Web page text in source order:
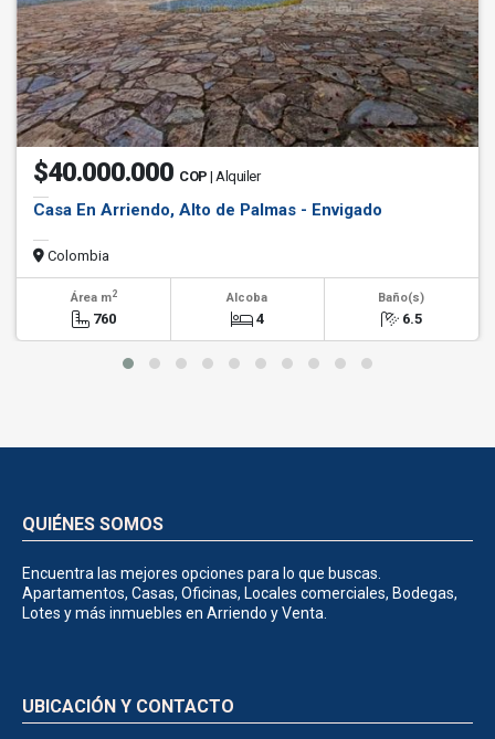
$40.000.000 COP | Alquiler
Casa En Arriendo, Alto de Palmas - Envigado
Colombia
Área m2
760
Alcoba
4
Baño(s)
6.5
QUIÉNES SOMOS
Encuentra las mejores opciones para lo que buscas.
Apartamentos, Casas, Oficinas, Locales comerciales, Bodegas,
Lotes y más inmuebles en Arriendo y Venta.
UBICACIÓN Y CONTACTO